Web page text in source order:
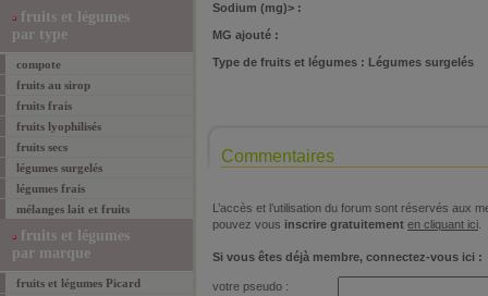
fruits et légumes
par type
compote
fruits au sirop
fruits frais
fruits lyophilisés
fruits secs
légumes surgelés
légumes frais
mélanges lait et fruits
fruits et légumes
par marque
fruits et légumes Picard
Sodium (mg)> :
MG ajouté :
Type de fruits et légumes : Légumes surgelés
Commentaires
L’accès et l’utilisation du forum sont réservés aux
pouvez vous inscrire gratuitement en cliquant ici
Si vous êtes déjà membre, connectez-vous ici :
votre pseudo :